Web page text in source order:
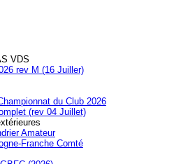
VDS
rev M (16 Juiller)
du Club 2026
(rev 04 Juillet)
Amateur
Franche Comté